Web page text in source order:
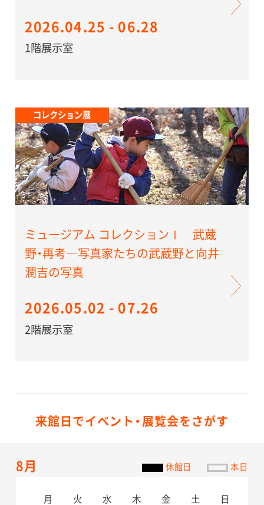
2026.04.25 - 06.28
1階展示室
コレクション展
ミュージアム コレクションⅠ 武蔵
野・再考―写真家たちの武蔵野と向井
潤吉の写真
2026.05.02 - 07.26
2階展示室
来館日でイベント・展覧会をさがす
8月 休館日 本日
月 火 水 木 金 土 日